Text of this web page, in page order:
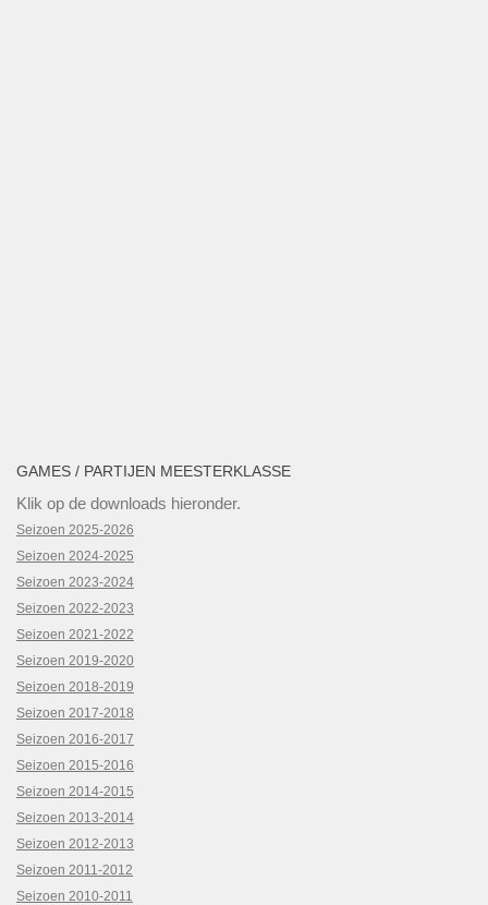
GAMES / PARTIJEN MEESTERKLASSE
Klik op de downloads hieronder.
Seizoen 2025-2026
Seizoen 2024-2025
Seizoen 2023-2024
Seizoen 2022-2023
Seizoen 2021-2022
Seizoen 2019-2020
Seizoen 2018-2019
Seizoen 2017-2018
Seizoen 2016-2017
Seizoen 2015-2016
Seizoen 2014-2015
Seizoen 2013-2014
Seizoen 2012-2013
Seizoen 2011-2012
Seizoen 2010-2011